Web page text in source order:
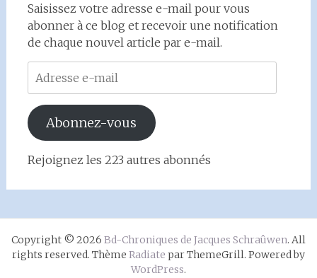
Saisissez votre adresse e-mail pour vous
abonner à ce blog et recevoir une notification
de chaque nouvel article par e-mail.
e-
mail
Abonnez-vous
Rejoignez les 223 autres abonnés
Copyright © 2026 Bd-Chroniques de Jacques Schraûwen. All
rights reserved. Thème Radiate par ThemeGrill. Powered by
WordPress.